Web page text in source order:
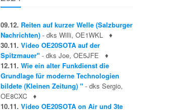
09.12. Reiten auf kurzer Welle (Salzburger
Nachrichten) - dks Willi, OE1WKL
♦
30.11. Video OE20SOTA auf der
Spitzmauer" - dks Joe, OE5JFE
♦
12.11. Wie ein alter Funkdienst die
Grundlage für moderne Technologien
bildete (Kleinen Zeitung) " - dks Sergio,
OE8CXC
♦
10.11. Video OE20SOTA on Air und 3te